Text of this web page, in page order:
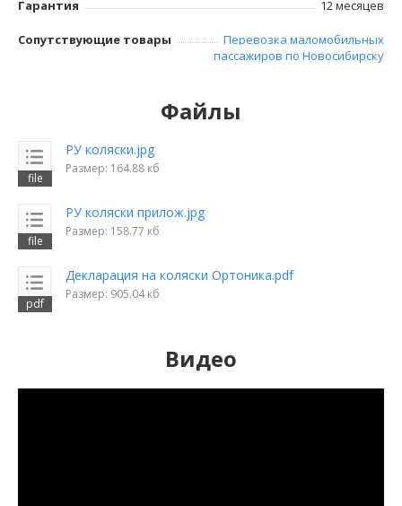
Гарантия 12 месяцев
Сопутствующие товары
Перевозка маломобильных
пассажиров по Новосибирску
Файлы
РУ коляски.jpg
Размер: 164.88 кб
РУ коляски прилож.jpg
Размер: 158.77 кб
Декларация на коляски Ортоника.pdf
Размер: 905.04 кб
Видео